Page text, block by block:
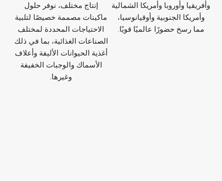
وأفريقيا وأوروبا وأمريكا الشمالية
وأمريكا الجنوبية وأوقيانوسيا،
مما رسخ حضورًا عالميًا قويًا.
إنتاج مختلف، نوفر حلول
ماكينات مصممة خصيصًا لتلبية
الاحتياجات المحددة لمختلف
الصناعات الغذائية، بما في ذلك
أغذية الحيوانات الأليفة وأعلاف
الأسماك والوجبات الخفيفة
وغيرها.